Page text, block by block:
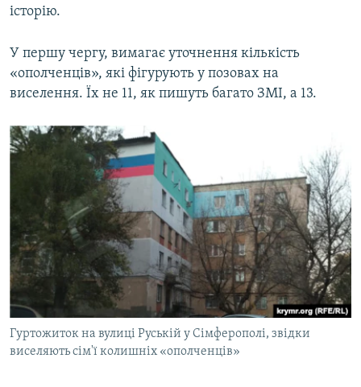
історію.
У першу чергу, вимагає уточнення кількість
«ополченців», які фігурують у позовах на
виселення. Їх не 11, як пишуть багато ЗМІ, а 13.
Гуртожиток на вулиці Руській у Сімферополі, звідки
виселяють сім'ї колишніх «ополченців»